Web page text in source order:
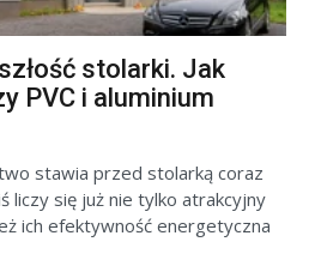
stolarki. Jak
PVC i aluminium
stawia przed stolarką coraz
liczy się już nie tylko atrakcyjny
ich efektywność energetyczna